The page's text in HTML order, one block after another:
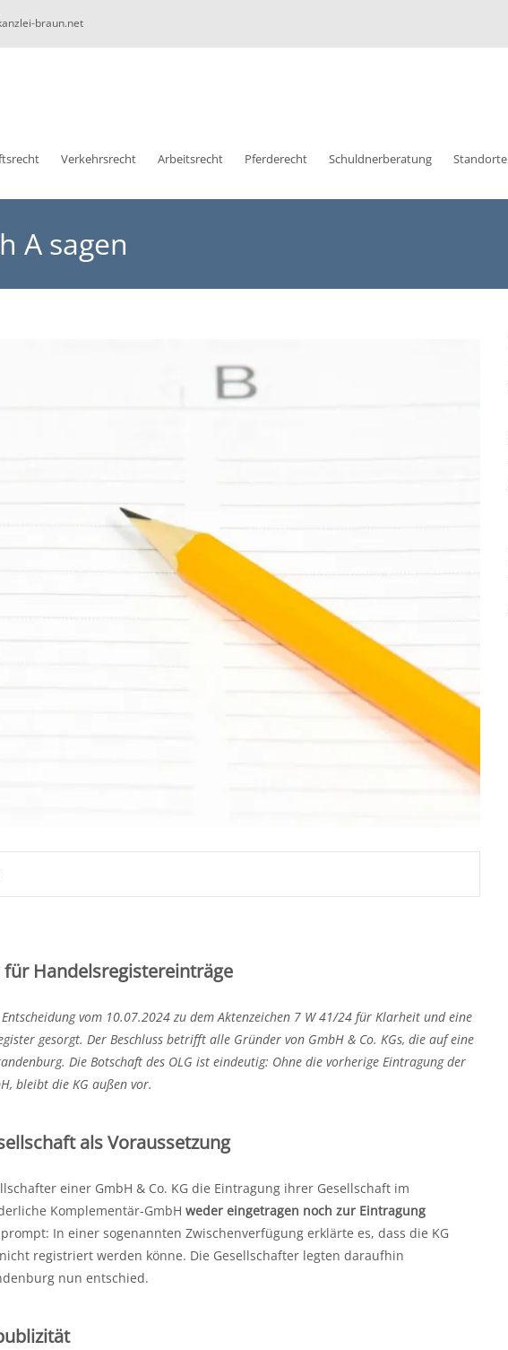
braun.net
Verkehrsrecht Arbeitsrecht Pferderecht Schuldnerberatung Standorte
A sagen
Handelsregistereinträge
vom 10.07.2024 zu dem Aktenzeichen 7 W 41/24 für Klarheit und eine
gesorgt. Der Beschluss betrifft alle Gründer von GmbH & Co. KGs, die auf eine
Die Botschaft des OLG ist eindeutig: Ohne die vorherige Eintragung der
bleibt die KG außen vor.
als Voraussetzung
einer GmbH & Co. KG die Eintragung ihrer Gesellschaft im
Komplementär-GmbH weder eingetragen noch zur Eintragung
In einer sogenannten Zwischenverfügung erklärte es, dass die KG
registriert werden könne. Die Gesellschafter legten daraufhin
nun entschied.